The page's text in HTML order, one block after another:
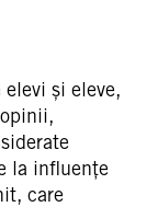
și eleve,
la influențe
care